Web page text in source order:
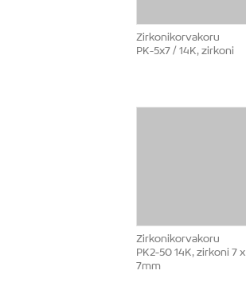
Zirkonikorvakoru
PK-5x7 / 14K, zirkoni
Zirkonikorvakoru
PK2-50 14K, zirkoni 7 x
7mm